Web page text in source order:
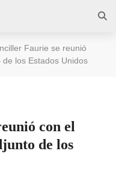
Faurie se reunió
los Estados Unidos
con el
de los